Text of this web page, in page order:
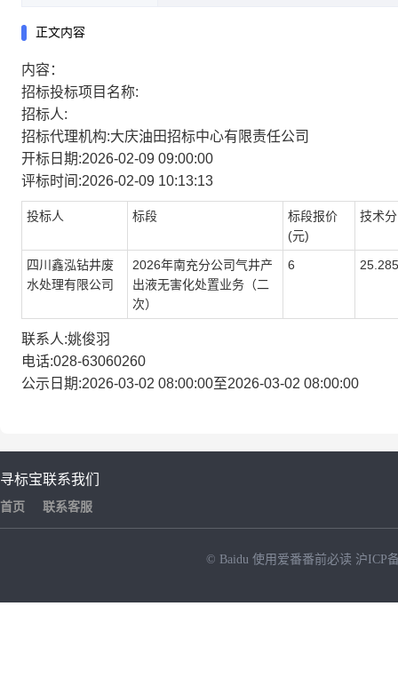
正文内容
内容：
招标投标项目名称:
招标人:
招标代理机构:大庆油田招标中心有限责任公司
开标日期:2026-02-09 09:00:00
评标时间:2026-02-09 10:13:13
投标人 标段
标段报价
(元)
技术分
四川鑫泓钻井废
水处理有限公司
2026年南充分公司气井产
出液无害化处置业务（二
次）
6
联系人:姚俊羽
电话:028-63060260
公示日期:2026-03-02 08:00:00至2026-03-02 08:00:00
寻标宝
首页
联系我们
联系客服
© Baidu 使用爱番番前必读 沪ICP